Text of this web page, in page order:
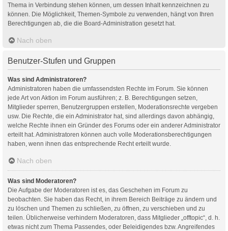
Thema in Verbindung stehen können, um dessen Inhalt kennzeichnen zu
können. Die Möglichkeit, Themen-Symbole zu verwenden, hängt von Ihren
Berechtigungen ab, die die Board-Administration gesetzt hat.
Nach oben
Benutzer-Stufen und Gruppen
Was sind Administratoren?
Administratoren haben die umfassendsten Rechte im Forum. Sie können
jede Art von Aktion im Forum ausführen; z. B. Berechtigungen setzen,
Mitglieder sperren, Benutzergruppen erstellen, Moderationsrechte vergeben
usw. Die Rechte, die ein Administrator hat, sind allerdings davon abhängig,
welche Rechte ihnen ein Gründer des Forums oder ein anderer Administrator
erteilt hat. Administratoren können auch volle Moderationsberechtigungen
haben, wenn ihnen das entsprechende Recht erteilt wurde.
Nach oben
Was sind Moderatoren?
Die Aufgabe der Moderatoren ist es, das Geschehen im Forum zu
beobachten. Sie haben das Recht, in ihrem Bereich Beiträge zu ändern und
zu löschen und Themen zu schließen, zu öffnen, zu verschieben und zu
teilen. Üblicherweise verhindern Moderatoren, dass Mitglieder „offtopic“, d. h.
etwas nicht zum Thema Passendes, oder Beleidigendes bzw. Angreifendes